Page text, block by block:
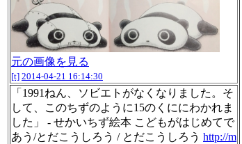
元の画像を見る
[t] 2014-04-21 16:14:30
「1991ねん、ソビエトがなくなりました。そ
して、このちずのように15のくににわかれま
した」 - せかいちず絵本 こどもがはじめてで
あう/とだこうしろう / とだこうしろう http://m